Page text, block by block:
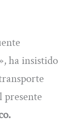
ha insistido
presente